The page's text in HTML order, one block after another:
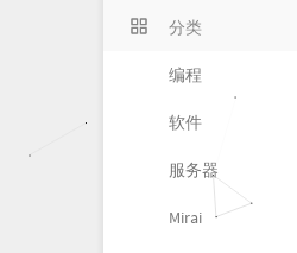
分类
编程
软件
服务器
Mirai